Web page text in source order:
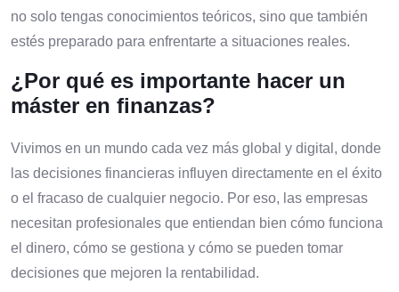
no solo tengas conocimientos teóricos, sino que también
estés preparado para enfrentarte a situaciones reales.
¿Por qué es importante hacer un
máster en finanzas?
Vivimos en un mundo cada vez más global y digital, donde
las decisiones financieras influyen directamente en el éxito
o el fracaso de cualquier negocio. Por eso, las empresas
necesitan profesionales que entiendan bien cómo funciona
el dinero, cómo se gestiona y cómo se pueden tomar
decisiones que mejoren la rentabilidad.